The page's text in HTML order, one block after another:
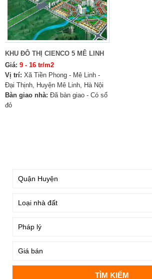
KHU ĐÔ THỊ CIENCO 5 MÊ LINH
Giá: 9 - 16 tr/m2
Vị trí: Xã Tiền Phong - Mê Linh -
Đại Thịnh, Huyện Mê Linh, Hà Nội
Bàn giao nhà: Đã bàn giao - Có sổ
đỏ